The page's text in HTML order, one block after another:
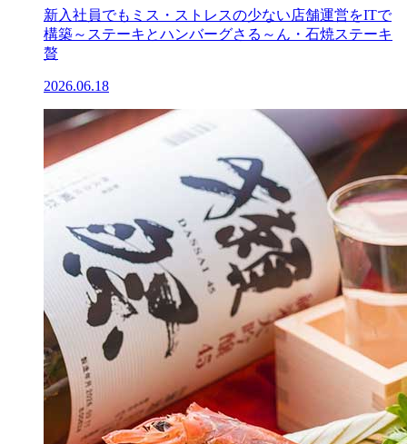
新入社員でもミス・ストレスの少ない店舗運営をITで
構築～ステーキとハンバーグさる～ん・石焼ステーキ
贅
2026.06.18